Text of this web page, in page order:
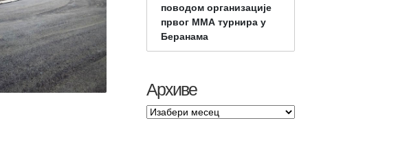
поводом организације
првог ММА турнира у
Беранама
Архиве